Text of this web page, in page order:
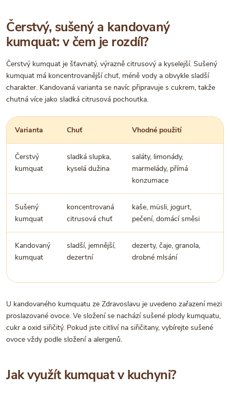
Čerstvý, sušený a kandovaný
kumquat: v čem je rozdíl?
Čerstvý kumquat je šťavnatý, výrazně citrusový a kyselejší. Sušený
kumquat má koncentrovanější chuť, méně vody a obvykle sladší
charakter. Kandovaná varianta se navíc připravuje s cukrem, takže
chutná více jako sladká citrusová pochoutka.
Varianta Chuť Vhodné použití
Čerstvý
kumquat
sladká slupka,
kyselá dužina
saláty, limonády,
marmelády, přímá
konzumace
Sušený
kumquat
koncentrovaná
citrusová chuť
kaše, müsli, jogurt,
pečení, domácí směsi
Kandovaný
kumquat
sladší, jemnější,
dezertní
dezerty, čaje, granola,
drobné mlsání
U kandovaného kumquatu ze Zdravoslavu je uvedeno zařazení mezi
proslazované ovoce. Ve složení se nachází sušené plody kumquatu,
cukr a oxid siřičitý. Pokud jste citliví na siřičitany, vybírejte sušené
ovoce vždy podle složení a alergenů.
Jak využít kumquat v kuchyni?